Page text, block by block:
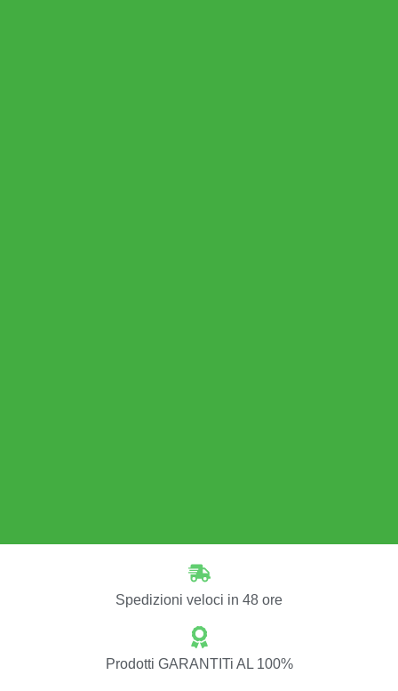
Spedizioni veloci in 48 ore
Prodotti GARANTITi AL 100%